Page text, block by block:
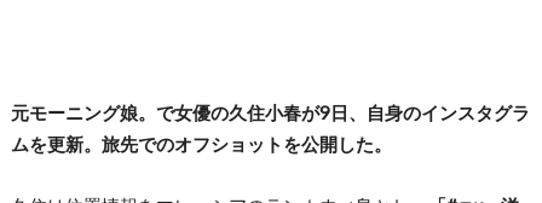
元モーニング娘。で女優の久住小春が9日、自身のインスタグラ
ムを更新。旅先でのオフショットを公開した。